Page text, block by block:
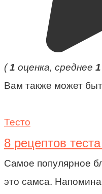
(1 оценка, среднее 1
Вам также может
Тесто
8 рецептов
Самое популярное
это самса.